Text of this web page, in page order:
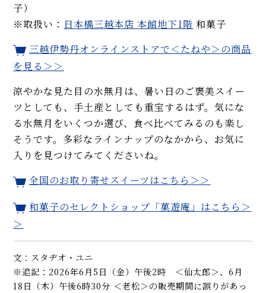
子）
※取扱い： 日本橋三越本店 本館地下1階 和菓子
三越伊勢丹オンラインストアで＜たねや＞の商品
を見る＞＞
涼やかな見た目の水無月は、暑い日のご褒美スイー
ツとしても、手土産としても重宝するはず。気にな
る水無月をいくつか選び、食べ比べてみるのも楽し
そうです。多彩なラインナップのなかから、お気に
入りを見つけてみてくださいね。
全国のお取り寄せスイーツはこちら＞＞
和菓子のセレクトショップ「菓遊庵」はこちら＞
＞
文：スタヂオ・ユニ
※追記：2026年6月5日（金）午後2時 ＜仙太郎＞、6月
18日（木）午後6時30分 ＜老松＞の販売期間に誤りがあっ